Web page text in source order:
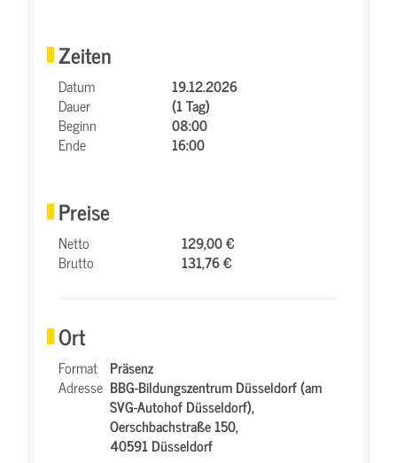
Zeiten
Datum
19.12.2026
Dauer
(1 Tag)
Beginn
08:00
Ende
16:00
Preise
Netto
129,00 €
Brutto
131,76 €
Ort
Format Präsenz
Adresse BBG-Bildungszentrum Düsseldorf (am
SVG-Autohof Düsseldorf),
Oerschbachstraße 150,
40591 Düsseldorf